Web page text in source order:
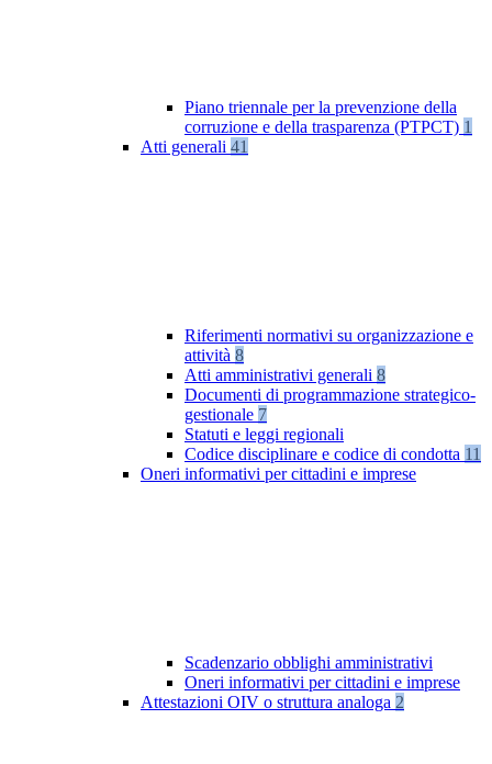
Piano triennale per la prevenzione della
corruzione e della trasparenza (PTPCT) 1
Atti generali 41
Riferimenti normativi su organizzazione e
attività 8
Atti amministrativi generali 8
Documenti di programmazione strategico-
gestionale 7
Statuti e leggi regionali
Codice disciplinare e codice di condotta 11
Oneri informativi per cittadini e imprese
Scadenzario obblighi amministrativi
Oneri informativi per cittadini e imprese
Attestazioni OIV o struttura analoga 2